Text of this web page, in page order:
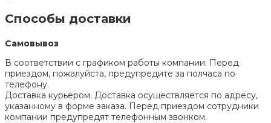
Способы доставки
Самовывоз
В соответствии с графиком работы компании. Перед
приездом, пожалуйста, предупредите за полчаса по
телефону.
Доставка курьером. Доставка осуществляется по адресу,
указанному в форме заказа. Перед приездом сотрудники
компании предупредят телефонным звонком.